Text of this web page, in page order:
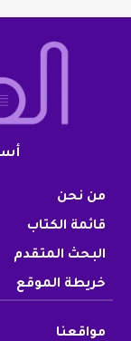
من نحن
قائمة الكتاب
البحث المتقدم
خريطة الموقع
مواقعنا